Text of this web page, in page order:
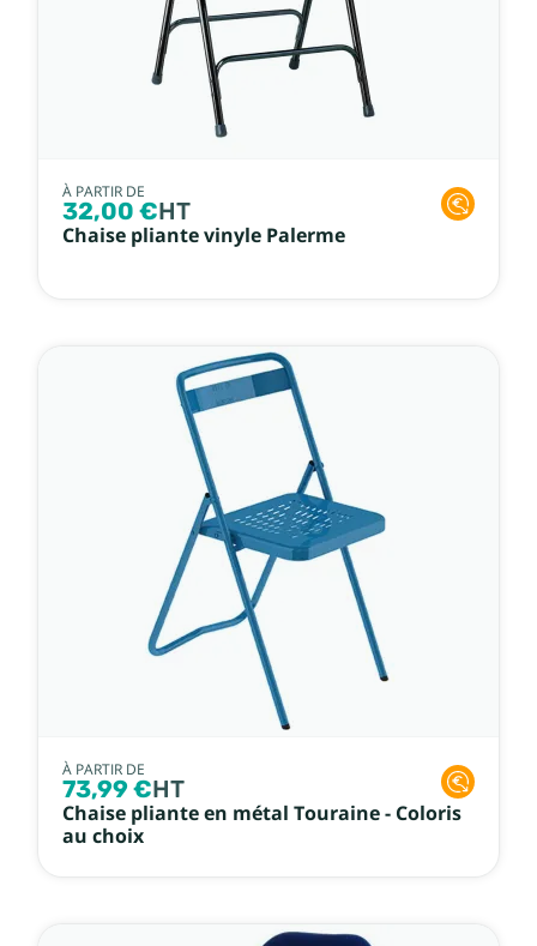
À PARTIR DE
32,00 €HT
Chaise pliante vinyle Palerme
À PARTIR DE
73,99 €HT
Chaise pliante en métal Touraine - Coloris
au choix